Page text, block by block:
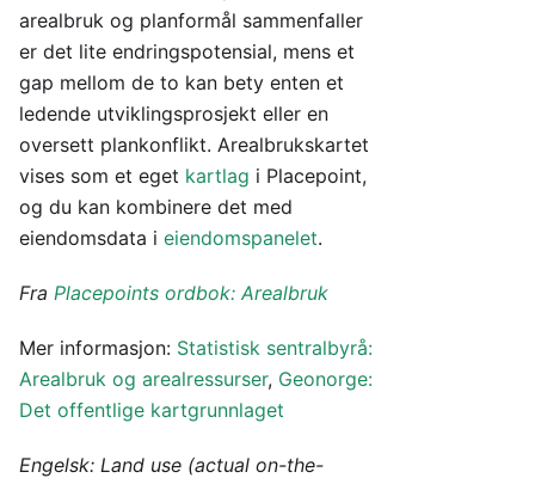
arealbruk og planformål sammenfaller
er det lite endringspotensial, mens et
gap mellom de to kan bety enten et
ledende utviklingsprosjekt eller en
oversett plankonflikt. Arealbrukskartet
vises som et eget kartlag i Placepoint,
og du kan kombinere det med
eiendomsdata i eiendomspanelet.
Fra Placepoints ordbok: Arealbruk
Mer informasjon: Statistisk sentralbyrå:
Arealbruk og arealressurser, Geonorge:
Det offentlige kartgrunnlaget
Engelsk: Land use (actual on-the-